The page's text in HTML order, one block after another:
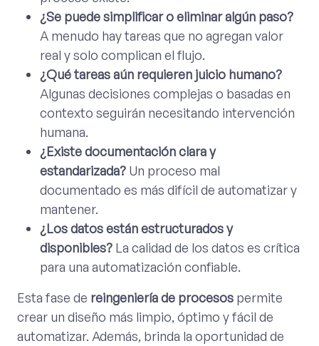
¿Se puede simplificar o eliminar algún paso?
A menudo hay tareas que no agregan valor
real y solo complican el flujo.
¿Qué tareas aún requieren juicio humano?
Algunas decisiones complejas o basadas en
contexto seguirán necesitando intervención
humana.
¿Existe documentación clara y
estandarizada? Un proceso mal
documentado es más difícil de automatizar y
mantener.
¿Los datos están estructurados y
disponibles? La calidad de los datos es crítica
para una automatización confiable.
Esta fase de reingeniería de procesos permite
crear un diseño más limpio, óptimo y fácil de
automatizar. Además, brinda la oportunidad de